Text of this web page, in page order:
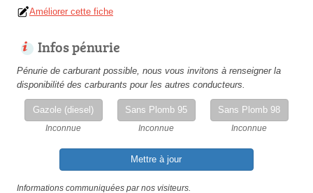
Améliorer cette fiche
Infos pénurie
Pénurie de carburant possible, nous vous invitons à renseigner la
disponibilité des carburants pour les autres conducteurs.
Gazole (diesel)
Inconnue
Sans Plomb 95
Inconnue
Sans Plomb 98
Inconnue
Mettre à jour
Informations communiquées par nos visiteurs.